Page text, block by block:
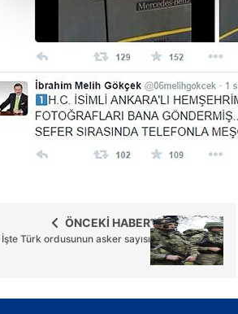
çerezler vasıtasıyla çeşitli kişisel
amacıyla kullanılmaktadır. Diğer
reklam/pazarlama faaliyetlerinin
Çerezlere ilişkin tercihlerinizi aşağıda
butonuna tıklayabilir,Çerez
6698 sayılı Kişisel Verilerin
mevzuata uygun olarak kullanılan
ÖNCEKİ HABER
İşte Türk ordusunun asker sayısı